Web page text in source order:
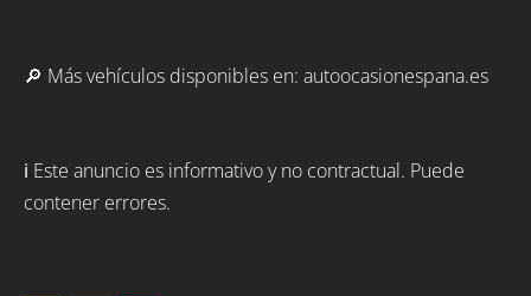
🔎 Más vehículos disponibles en: autoocasionespana.es
ℹ️ Este anuncio es informativo y no contractual. Puede
contener errores.